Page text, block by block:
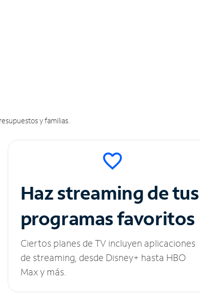
y familias.
Haz streaming de tus
programas favoritos
Ciertos planes de TV incluyen aplicaciones
de streaming, desde Disney+ hasta HBO
Max y más.